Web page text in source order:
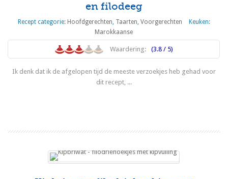
en filodeeg
Recept categorie: Hoofdgerechten, Taarten, Voorgerechten
Keuken:
Marokkaanse
Waardering: (3.8 / 5)
Ik denk dat ik de afgelopen tijd de meeste verzoekjes heb gehad voor
dit recept, ...